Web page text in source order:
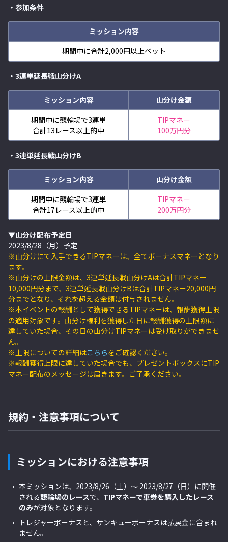
・参加条件
ミッション内容
期間中に合計2,000円以上ベット
・3連単延長戦山分けA
ミッション内容
山分け金額
期間中に競輪場で3連単
合計13レース以上的中
TIPマネー
100万円分
・3連単延長戦山分けB
ミッション内容
山分け金額
期間中に競輪場で3連単
合計17レース以上的中
TIPマネー
200万円分
▼山分け配布予定日
2023/8/28（月）予定
※山分けにて入手できるTIPマネーは、全てボーナスマネーとなり
ます。
※山分けの上限金額は、3連単延長戦山分けAは合計TIPマネー
10,000円分まで、3連単延長戦山分けBは合計TIPマネー20,000円
分までとなり、それを超える金額は付与されません。
※本イベントの報酬として獲得できるTIPマネーは、報酬獲得上限
の適用対象です。山分け権利を獲得した日に報酬獲得の上限額に
達していた場合、その日の山分けTIPマネーは受け取りができませ
ん。
※上限についての詳細はこちらをご確認ください。
※報酬獲得上限に達していた場合でも、プレゼントボックスにTIP
マネー配布のメッセージは届きます。ご了承ください。
規約・注意事項について
ミッションにおける注意事項
本ミッションは、2023/8/26（土）～ 2023/8/27（日）に開催
される競輪場のレースで、 TIPマネーで車券を購入したレース
のみが対象となります。
トレジャーボーナスと、サンキューボーナスは払戻金に含まれ
ません。